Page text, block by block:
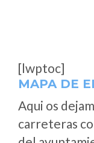
[lwptoc]
MAPA DE
Aqui os
carreteras